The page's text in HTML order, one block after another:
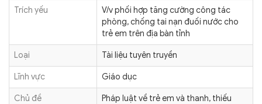
Trích yếu
V/v phối hợp tăng cường công tác
phòng, chống tai nạn đuối nước cho
trẻ em trên địa bàn tỉnh
Loại Tài liệu tuyên truyền
Lĩnh vực Giáo dục
Chủ đề
Pháp luật về trẻ em và thanh, thiếu